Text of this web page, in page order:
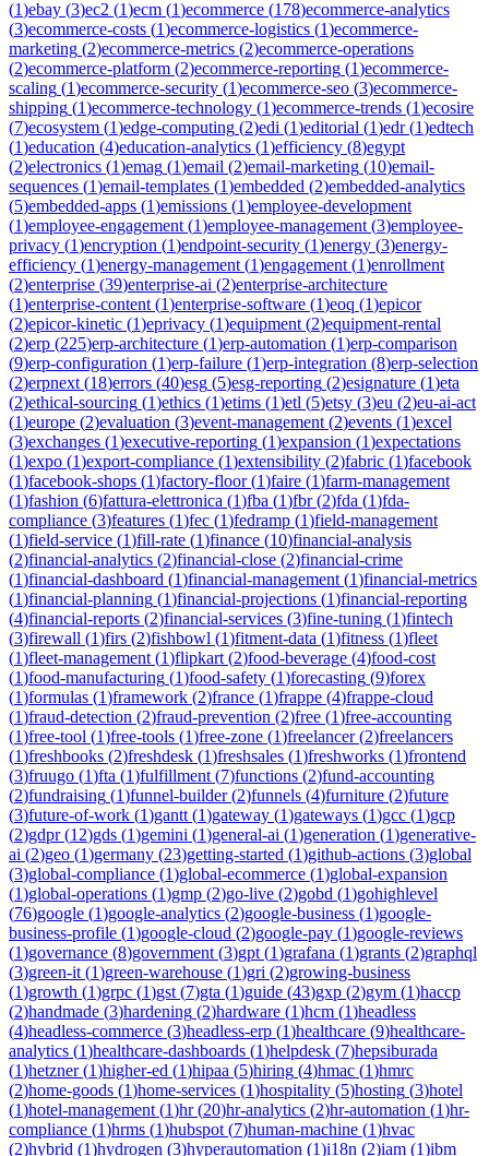
(1)ebay (3)ec2 (1)ecm (1)ecommerce (178)ecommerce-analytics
(3)ecommerce-costs (1)ecommerce-logistics (1)ecommerce-
marketing (2)ecommerce-metrics (2)ecommerce-operations
(2)ecommerce-platform (2)ecommerce-reporting (1)ecommerce-
scaling (1)ecommerce-security (1)ecommerce-seo (3)ecommerce-
shipping (1)ecommerce-technology (1)ecommerce-trends (1)ecosire
(7)ecosystem (1)edge-computing (2)edi (1)editorial (1)edr(1)edtech
(1)education (4)education-analytics (1)efficiency (8)egypt
(2)electronics (1)emag (1)email (2)email-marketing (10)email-
sequences (1)email-templates (1)embedded (2)embedded-analytics
(5)embedded-apps (1)emissions (1)employee-development
(1)employee-engagement (1)employee-management (3)employee-
privacy (1)encryption (1)endpoint-security (1)energy (3)energy-
efficiency (1)energy-management (1)engagement (1)enrollment
(2)enterprise (39)enterprise-ai (2)enterprise-architecture
(1)enterprise-content (1)enterprise-software (1)eoq (1)epicor
(2)epicor-kinetic (1)eprivacy (1)equipment (2)equipment-rental
(2)erp (225)erp-architecture (1)erp-automation (1)erp-comparison
(9)erp-configuration (1)erp-failure (1)erp-integration (8)erp-selection
(2)erpnext (18)errors (40)esg (5)esg-reporting (2)esignature (1)eta
(2)ethical-sourcing (1)ethics (1)etims (1)etl (5)etsy (3)eu (2)eu-ai-act
(1)europe (2)evaluation (3)event-management (2)events (1)excel
(3)exchanges (1)executive-reporting (1)expansion (1)expectations
(1)expo (1)export-compliance (1)extensibility (2)fabric (1)facebook
(1)facebook-shops (1)factory-floor(1)faire (1)farm-management
(1)fashion (6)fattura-elettronica (1)fba (1)fbr(2)fda (1)fda-
compliance (3)features (1)fec (1)fedramp (1)field-management
(1)field-service (1)fill-rate (1)finance (10)financial-analysis
(2)financial-analytics (2)financial-close (2)financial-crime
(1)financial-dashboard (1)financial-management (1)financial-metrics
(1)financial-planning (1)financial-projections (1)financial-reporting
(4)financial-reports (2)financial-services (3)fine-tuning (1)fintech
(3)firewall (1)firs (2)fishbowl (1)fitment-data (1)fitness (1)fleet
(1)fleet-management (1)flipkart (2)food-beverage (4)food-cost
(1)food-manufacturing (1)food-safety (1)forecasting (9)forex
(1)formulas (1)framework (2)france (1)frappe (4)frappe-cloud
(1)fraud-detection (2)fraud-prevention (2)free (1)free-accounting
(1)free-tool (1)free-tools (1)free-zone (1)freelancer(2)freelancers
(1)freshbooks (2)freshdesk (1)freshsales (1)freshworks (1)frontend
(3)fruugo (1)fta (1)fulfillment (7)functions (2)fund-accounting
(2)fundraising (1)funnel-builder(2)funnels (4)furniture (2)future
(3)future-of-work (1)gantt (1)gateway (1)gateways (1)gcc (1)gcp
(2)gdpr(12)gds (1)gemini (1)general-ai (1)generation (1)generative-
ai (2)geo (1)germany (23)getting-started (1)github-actions (3)global
(3)global-compliance (1)global-ecommerce (1)global-expansion
(1)global-operations (1)gmp (2)go-live (2)gobd (1)gohighlevel
(76)google (1)google-analytics (2)google-business (1)google-
business-profile (1)google-cloud (2)google-pay (1)google-reviews
(1)governance (8)government (3)gpt (1)grafana (1)grants (2)graphql
(3)green-it (1)green-warehouse (1)gri (2)growing-business
(1)growth (1)grpc (1)gst (7)gta (1)guide (43)gxp (2)gym (1)haccp
(2)handmade (3)hardening (2)hardware (1)hcm (1)headless
(4)headless-commerce (3)headless-erp (1)healthcare (9)healthcare-
analytics (1)healthcare-dashboards (1)helpdesk (7)hepsiburada
(1)hetzner(1)higher-ed (1)hipaa (5)hiring (4)hmac (1)hmrc
(2)home-goods (1)home-services (1)hospitality (5)hosting (3)hotel
(1)hotel-management (1)hr(20)hr-analytics (2)hr-automation (1)hr-
compliance (1)hrms (1)hubspot (7)human-machine (1)hvac
(2)hybrid (1)hydrogen (3)hyperautomation (1)i18n (2)iam (1)ibm